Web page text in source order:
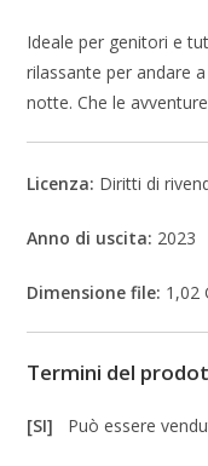
Ideale per genitori e
rilassante per andare
notte. Che le
Licenza: Diritti di
Anno di uscita: 2023
Dimensione file: 1,02
Termini del
[SI] Può essere